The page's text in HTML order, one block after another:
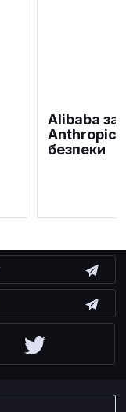
Alibaba
Anthropic
безпеки